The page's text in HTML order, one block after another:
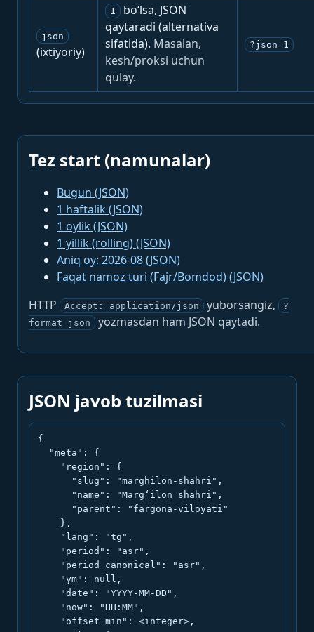
json
(ixtiyoriy)
1
bo‘lsa, JSON
qaytaradi (alternativa
sifatida). Masalan,
kesh/proksi uchun
qulay.
?json=1
Tez start (namunalar)
Bugun (JSON)
1 haftalik (JSON)
1 oylik (JSON)
1 yillik (rolling) (JSON)
Aniq oy: 2026-08 (JSON)
Faqat namoz turi (Fajr/Bomdod) (JSON)
HTTP
Accept: application/json yuborsangiz,
?
format=json
yozmasdan ham JSON qaytadi.
JSON javob tuzilmasi
{
  "meta": {
    "region": {
      "slug": "marghilon-shahri",
      "name": "Marg‘ilon shahri",
      "parent": "fargona-viloyati"
    },
    "lang": "tg",
    "period": "asr",
    "period_canonical": "asr",
    "ym": null,
    "date": "YYYY-MM-DD",
    "now": "HH:MM",
    "offset_min": <integer>,